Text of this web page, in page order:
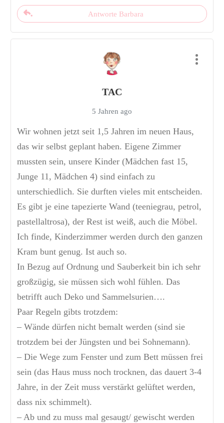
Antworte Barbara
TAC
5 Jahren ago
Wir wohnen jetzt seit 1,5 Jahren im neuen Haus,
das wir selbst geplant haben. Eigene Zimmer
mussten sein, unsere Kinder (Mädchen fast 15,
Junge 11, Mädchen 4) sind einfach zu
unterschiedlich. Sie durften vieles mit entscheiden.
Es gibt je eine tapezierte Wand (teeniegrau, petrol,
pastellaltrosa), der Rest ist weiß, auch die Möbel.
Ich finde, Kinderzimmer werden durch den ganzen
Kram bunt genug. Ist auch so.
In Bezug auf Ordnung und Sauberkeit bin ich sehr
großzügig, sie müssen sich wohl fühlen. Das
betrifft auch Deko und Sammelsurien….
Paar Regeln gibts trotzdem:
– Wände dürfen nicht bemalt werden (sind sie
trotzdem bei der Jüngsten und bei Sohnemann).
– Die Wege zum Fenster und zum Bett müssen frei
sein (das Haus muss noch trocknen, das dauert 3-4
Jahre, in der Zeit muss verstärkt gelüftet werden,
dass nix schimmelt).
– Ab und zu muss mal gesaugt/ gewischt werden